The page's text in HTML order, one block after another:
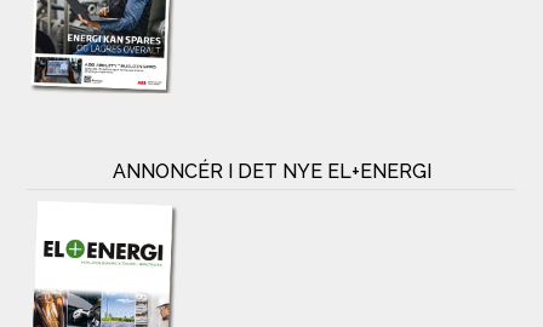
ANNONCÉR I DET NYE EL+ENERGI